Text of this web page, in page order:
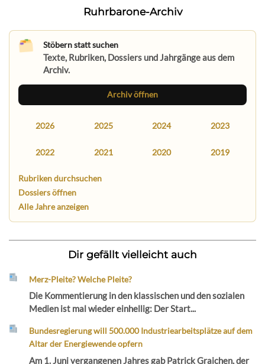
Ruhrbarone-Archiv
Stöbern statt suchen
Texte, Rubriken, Dossiers und Jahrgänge aus dem
Archiv.
Archiv öffnen
2026 2025 2024 2023
2022 2021 2020 2019
Rubriken durchsuchen
Dossiers öffnen
Alle Jahre anzeigen
Dir gefällt vielleicht auch
Merz-Pleite? Welche Pleite?
Die Kommentierung in den klassischen und den sozialen
Medien ist mal wieder einhellig: Der Start...
Bundesregierung will 500.000 Industriearbeitsplätze auf dem
Altar der Energiewende opfern
Am 1. Juni vergangenen Jahres gab Patrick Graichen, der